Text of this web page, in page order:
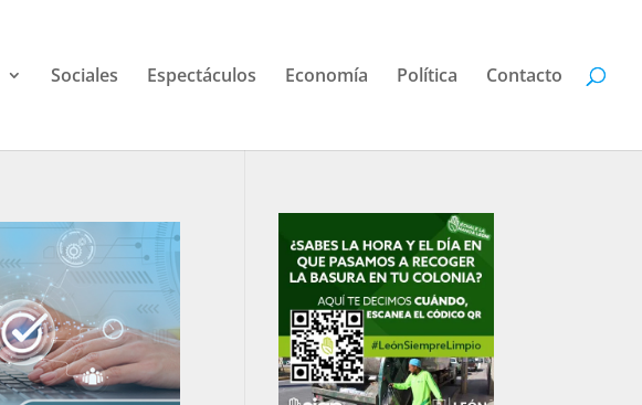
Sociales Espectáculos Economía Política Contacto